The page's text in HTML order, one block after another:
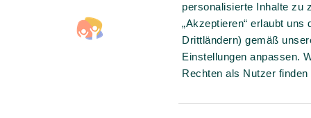
personalisierte Inhalte zu
„Akzeptieren“ erlaubt
Drittländern) gemäß
Einstellungen anpassen.
Rechten als Nutzer
Windelpauschale
Kindertagespflege
Hinweise zur Batterieentsorgung
Entsorgung von Elektro-Altgeräten